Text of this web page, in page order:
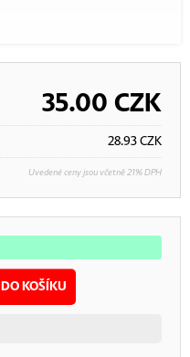
35.00 CZK
28.93CZK
Uvedené ceny jsou včetně 21% DPH
DO KOŠÍKU